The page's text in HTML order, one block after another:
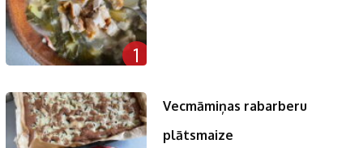
1
Vecmāmiņas rabarberu
plātsmaize